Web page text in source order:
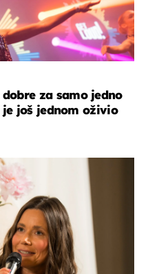
za samo jedno
još jednom oživio